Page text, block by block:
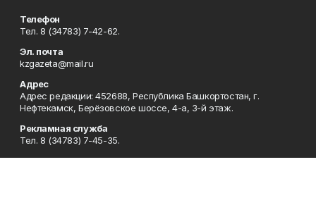
Телефон
Тел. 8 (34783) 7-42-62.
Эл. почта
kzgazeta@mail.ru
Адрес
Адрес редакции: 452688, Республика Башкортостан, г.
Нефтекамск, Берёзовское шоссе, 4-а, 3-й этаж.
Рекламная служба
Тел. 8 (34783) 7-45-35.
Редакция